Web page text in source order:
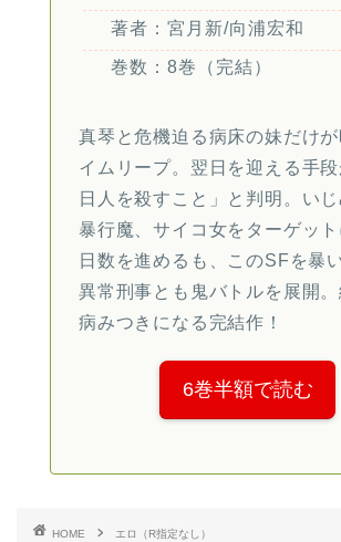
著者：宮月新/向浦宏和
巻数：8巻（完結）
真琴と危機迫る病床の妹だけが
イムリープ。翌日を迎える手
日人を殺すこと」と判明。い
暴行魔、サイコ女をターゲッ
日数を進めるも、このSFを暴
異常刑事とも鬼バトルを展開
病みつきになる完結作！
6巻半額で読む
HOME
エロ（R指定なし）